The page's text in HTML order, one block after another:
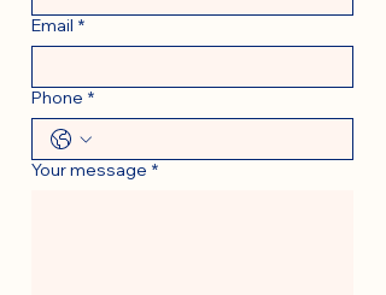
Email *
Phone *
Your message *